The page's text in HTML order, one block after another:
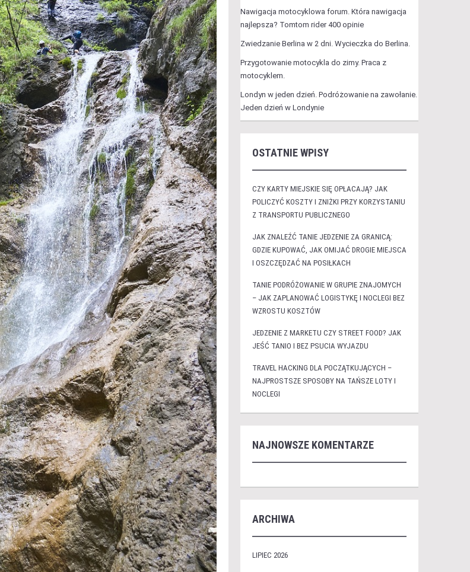
Nawigacja motocyklowa forum. Która nawigacja
najlepsza? Tomtom rider 400 opinie
Zwiedzanie Berlina w 2 dni. Wycieczka do Berlina.
Przygotowanie motocykla do zimy. Praca z
motocyklem.
Londyn w jeden dzień. Podróżowanie na zawołanie.
Jeden dzień w Londynie
OSTATNIE WPISY
CZY KARTY MIEJSKIE SIĘ OPŁACAJĄ? JAK
POLICZYĆ KOSZTY I ZNIŻKI PRZY KORZYSTANIU
Z TRANSPORTU PUBLICZNEGO
JAK ZNALEŹĆ TANIE JEDZENIE ZA GRANICĄ:
GDZIE KUPOWAĆ, JAK OMIJAĆ DROGIE MIEJSCA
I OSZCZĘDZAĆ NA POSIŁKACH
TANIE PODRÓŻOWANIE W GRUPIE ZNAJOMYCH
– JAK ZAPLANOWAĆ LOGISTYKĘ I NOCLEGI BEZ
WZROSTU KOSZTÓW
JEDZENIE Z MARKETU CZY STREET FOOD? JAK
JEŚĆ TANIO I BEZ PSUCIA WYJAZDU
TRAVEL HACKING DLA POCZĄTKUJĄCYCH –
NAJPROSTSZE SPOSOBY NA TAŃSZE LOTY I
NOCLEGI
NAJNOWSZE KOMENTARZE
ARCHIWA
LIPIEC 2026